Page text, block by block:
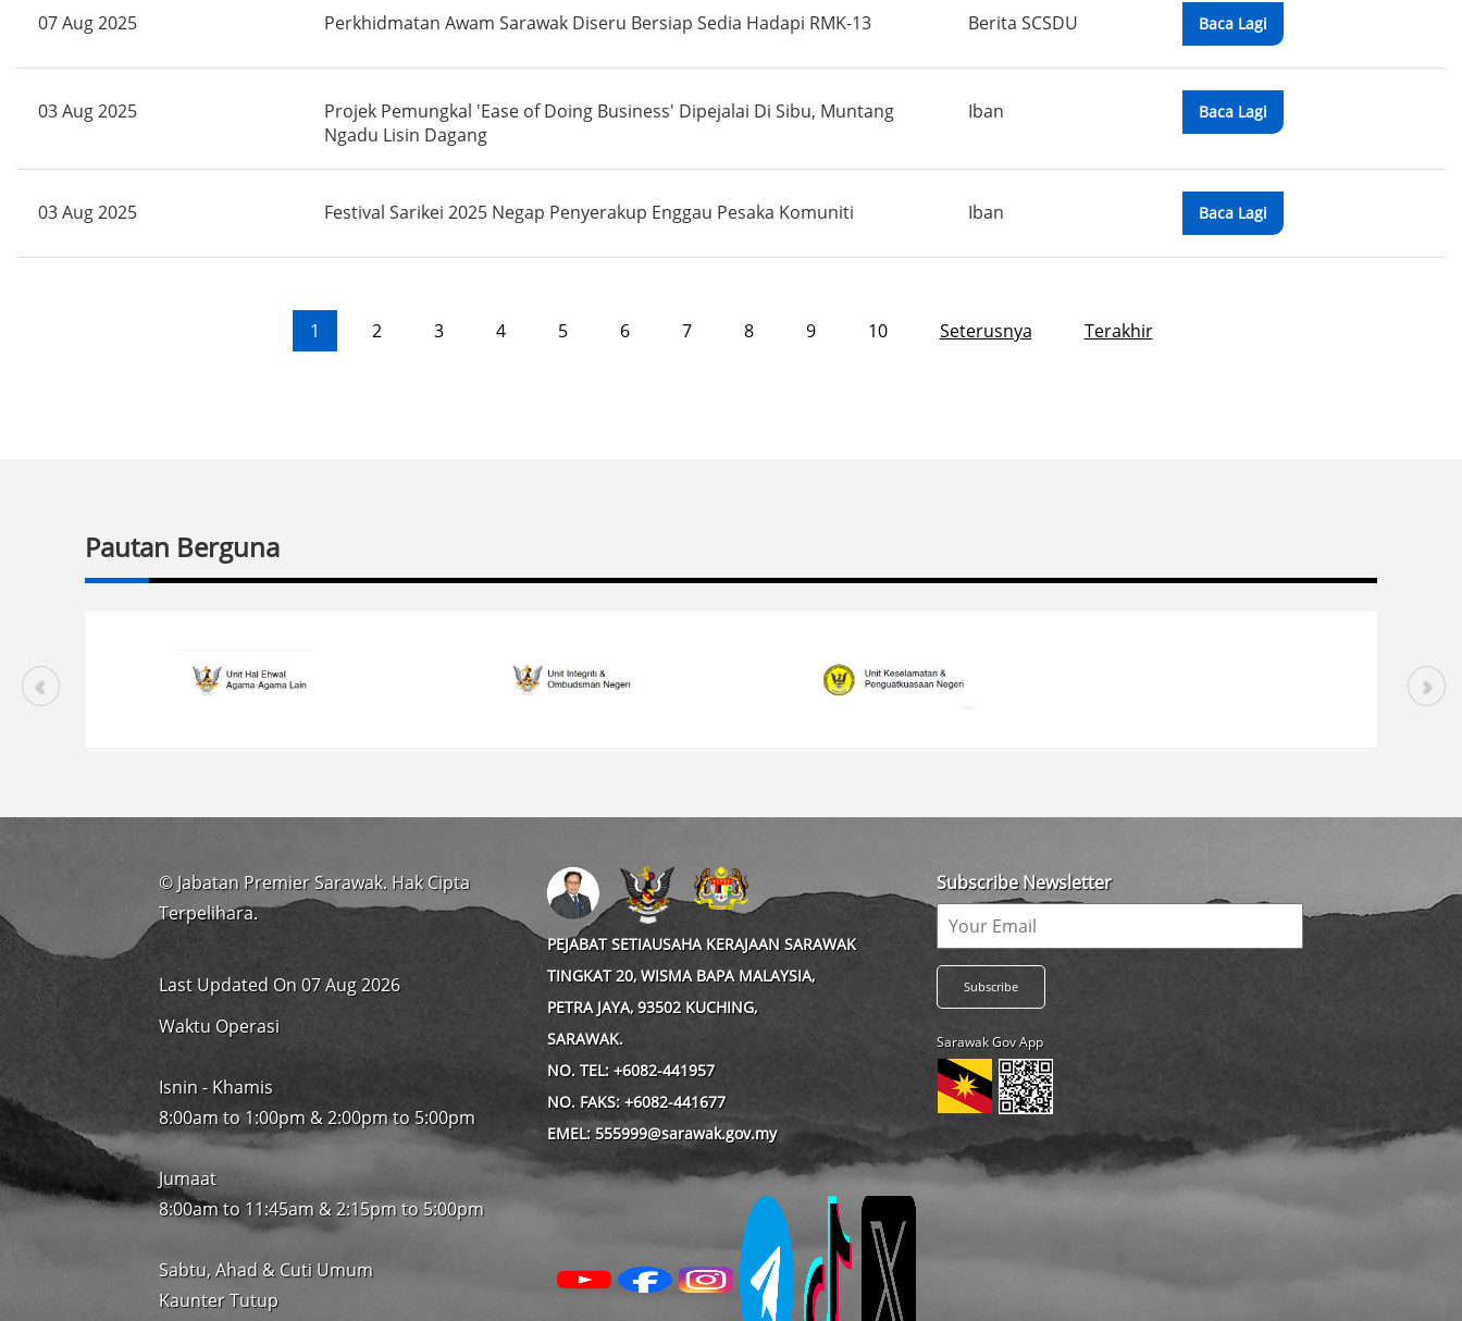
07 Aug 2025 Perkhidmatan Awam Sarawak Diseru Bersiap Sedia Hadapi RMK-13 Berita SCSDU Baca Lagi
03 Aug 2025
Projek Pemungkal 'Ease of Doing Business' Dipejalai Di Sibu, Muntang
Ngadu Lisin Dagang
Iban Baca Lagi
03 Aug 2025 Festival Sarikei 2025 Negap Penyerakup Enggau Pesaka Komuniti Iban Baca Lagi
1 2 3 4 5 6 7 8 9 10 Seterusnya Terakhir
Pautan Berguna
© Jabatan Premier Sarawak. Hak Cipta
Terpelihara.
Last Updated On 07 Aug 2026
Waktu Operasi
Isnin - Khamis
8:00am to 1:00pm & 2:00pm to 5:00pm
Jumaat
8:00am to 11:45am & 2:15pm to 5:00pm
Sabtu, Ahad & Cuti Umum
Kaunter Tutup
PEJABAT SETIAUSAHA KERAJAAN SARAWAK
TINGKAT 20, WISMA BAPA MALAYSIA,
PETRA JAYA, 93502 KUCHING,
SARAWAK.
NO. TEL: +6082-441957
NO. FAKS: +6082-441677
EMEL: 555999@sarawak.gov.my
Subscribe Newsletter
Sarawak Gov App